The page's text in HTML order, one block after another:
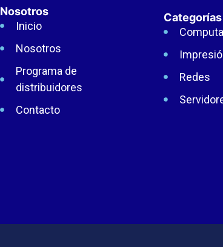
Nosotros
Inicio
Nosotros
Programa de
distribuidores
Contacto
Categorías
Redes